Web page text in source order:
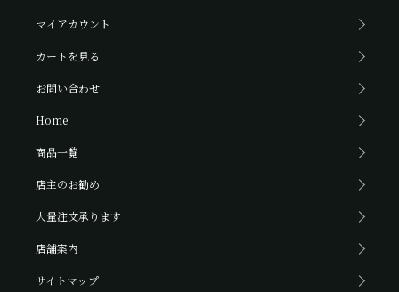
マイアカウント
カートを見る
お問い合わせ
Home
商品一覧
店主のお勧め
大量注文承ります
店舗案内
サイトマップ